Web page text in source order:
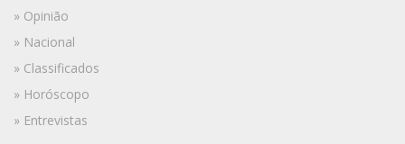
» Opinião
» Nacional
» Classificados
» Horóscopo
» Entrevistas